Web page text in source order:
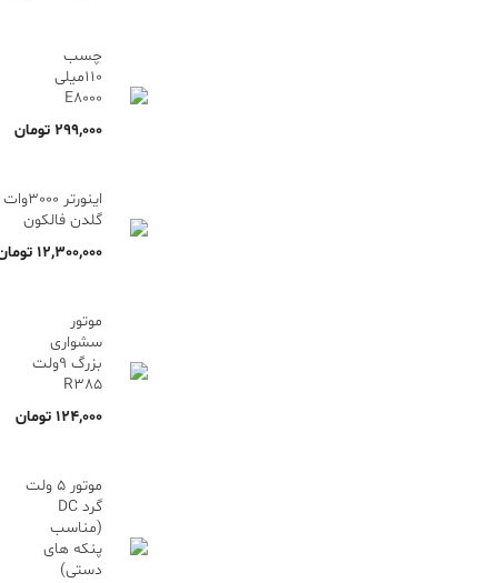
چسب
110میلی
E8000
299,000 تومان
اینورتر 3000وات
گلدن فالکون
12,300,000
موتور
سشواری
بزرگ 9ولت
R385
124,000 تومان
موتور 5 ولت
گرد DC
(مناسب
پنکه های
دستی)